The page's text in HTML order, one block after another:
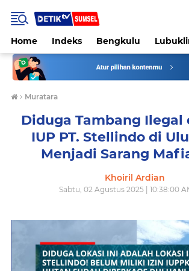
Home Indeks Bengkulu
› Muratara
Diduga Tambang Ilegal
IUP PT. Stellindo di
Menjadi Sarang
Khoiril Ardian
Sabtu, 02 Agustus 2025 | 10:38:00